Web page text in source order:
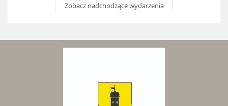
Zobacz nadchodzące wydarzenia